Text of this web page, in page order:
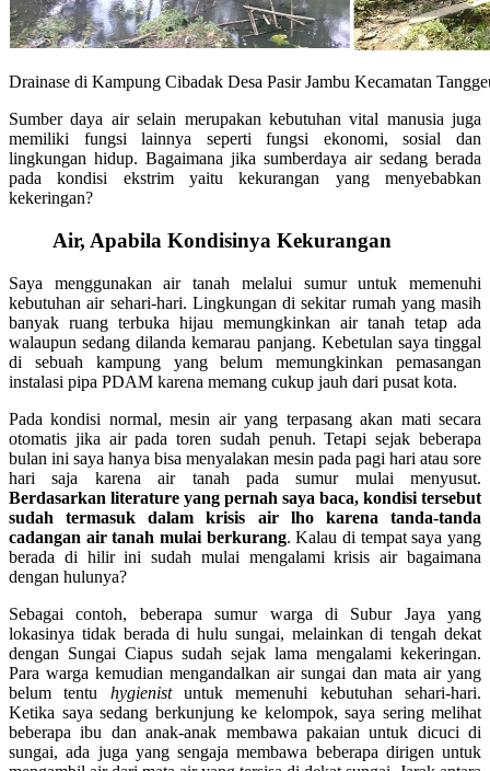
Drainase di Kampung Cibadak Desa Pasir Jambu Kecamatan
Sumber daya air selain merupakan kebutuhan vital manusia juga
memiliki fungsi lainnya seperti fungsi ekonomi, sosial dan
lingkungan hidup. Bagaimana jika sumberdaya air sedang berada
pada kondisi ekstrim yaitu kekurangan yang menyebabkan
kekeringan?
Air, Apabila Kondisinya Kekurangan
Saya menggunakan air tanah melalui sumur untuk memenuhi
kebutuhan air sehari-hari. Lingkungan di sekitar rumah yang masih
banyak ruang terbuka hijau memungkinkan air tanah tetap ada
walaupun sedang dilanda kemarau panjang. Kebetulan saya tinggal
di sebuah kampung yang belum memungkinkan pemasangan
instalasi pipa PDAM karena memang cukup jauh dari pusat kota.
Pada kondisi normal, mesin air yang terpasang akan mati secara
otomatis jika air pada toren sudah penuh. Tetapi sejak beberapa
bulan ini saya hanya bisa menyalakan mesin pada pagi hari atau sore
hari saja karena air tanah pada sumur mulai menyusut.
Berdasarkan literature yang pernah saya baca, kondisi tersebut
sudah termasuk dalam krisis air lho
karena tanda-tanda
cadangan air tanah mulai berkurang. Kalau di tempat saya yang
berada di hilir ini sudah mulai mengalami krisis air bagaimana
dengan hulunya?
Sebagai contoh, beberapa sumur warga di Subur Jaya yang
lokasinya tidak berada di hulu sungai, melainkan di tengah dekat
dengan Sungai Ciapus sudah sejak lama mengalami kekeringan.
Para warga kemudian mengandalkan air sungai dan mata air yang
belum tentu hygienistuntuk memenuhi kebutuhan sehari-hari.
Ketika saya sedang berkunjung ke kelompok, saya sering melihat
beberapa ibu dan anak-anak membawa pakaian untuk dicuci di
sungai, ada juga yang sengaja membawa beberapa dirigen untuk